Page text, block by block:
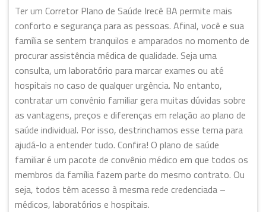
Ter um Corretor Plano de Saúde Irecê BA permite mais
conforto e segurança para as pessoas. Afinal, você e sua
família se sentem tranquilos e amparados no momento de
procurar assistência médica de qualidade. Seja uma
consulta, um laboratório para marcar exames ou até
hospitais no caso de qualquer urgência. No entanto,
contratar um convênio familiar gera muitas dúvidas sobre
as vantagens, preços e diferenças em relação ao plano de
saúde individual. Por isso, destrinchamos esse tema para
ajudá-lo a entender tudo. Confira! O plano de saúde
familiar é um pacote de convênio médico em que todos os
membros da família fazem parte do mesmo contrato. Ou
seja, todos têm acesso à mesma rede credenciada –
médicos, laboratórios e hospitais.